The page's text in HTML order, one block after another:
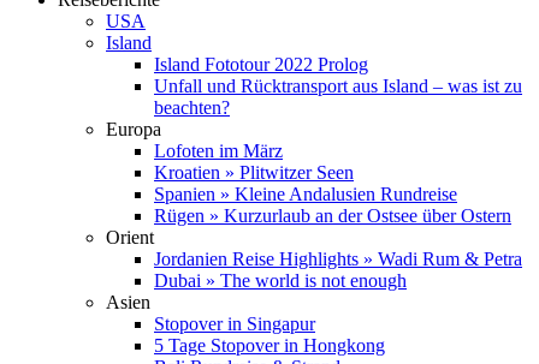
USA
Island
Island Fototour 2022 Prolog
Unfall und Rücktransport aus Island – was ist zu
beachten?
Europa
Lofoten im März
Kroatien » Plitwitzer Seen
Spanien » Kleine Andalusien Rundreise
Rügen » Kurzurlaub an der Ostsee über Ostern
Orient
Jordanien Reise Highlights » Wadi Rum & Petra
Dubai » The world is not enough
Asien
Stopover in Singapur
5 Tage Stopover in Hongkong